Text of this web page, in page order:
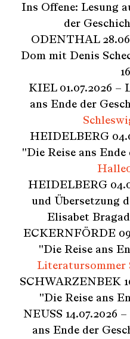
Ins Offene: Lesung
der
ODENTHAL
Dom mit Denis
KIEL 01.07.2026 –
ans Ende der
HEIDELBERG
"Die Reise ans
HEIDELBERG
und Übersetzung
Elisabet
ECKERNFÖRDE
"Die Reise ans
Literatursommer
SCHWARZENBEK
"Die Reise ans
NEUSS 14.07.2026
ans Ende der